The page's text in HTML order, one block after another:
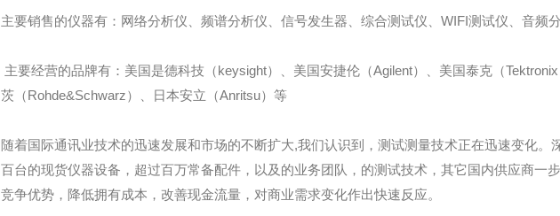
主要销售的仪器有：网络分析仪、频谱分析仪、信号发生器、综合测试仪、WIFI测试仪、音频
主要经营的品牌有：美国是德科技（keysight）、美国安捷伦（Agilent）、美国泰克（
茨（Rohde&Schwarz）、日本安立（Anritsu）等
随着国际通讯业技术的迅速发展和市场的不断扩大,我们认识到，测试测量技术正在迅速变化。
百台的现货仪器设备，超过百万常备配件，以及的业务团队，的测试技术，其它国内供应商一
竞争优势，降低拥有成本，改善现金流量，对商业需求变化作出快速反应。